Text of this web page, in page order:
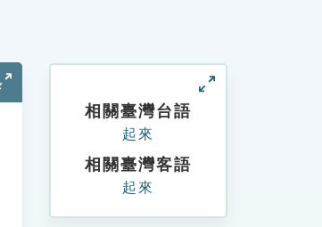
相關臺灣台語
起來
相關臺灣客語
起來